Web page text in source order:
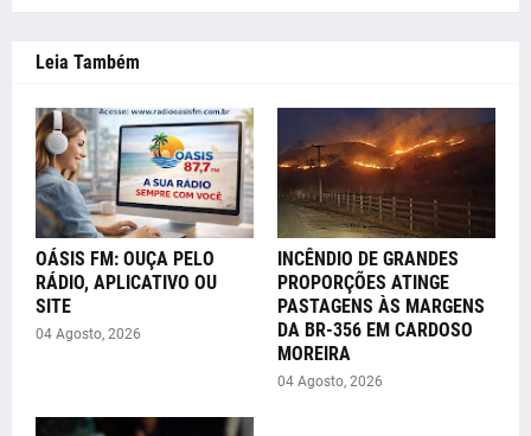
Leia Também
OÁSIS FM: OUÇA PELO
RÁDIO, APLICATIVO OU
SITE
04 Agosto, 2026
INCÊNDIO DE GRANDES
PROPORÇÕES ATINGE
PASTAGENS ÀS MARGENS
DA BR-356 EM CARDOSO
MOREIRA
04 Agosto, 2026